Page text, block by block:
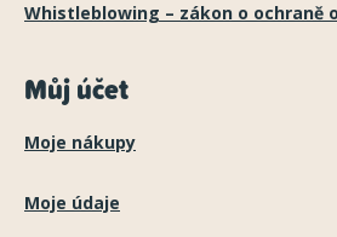
Whistleblowing – zákon o ochraně
Můj účet
Moje nákupy
Moje údaje